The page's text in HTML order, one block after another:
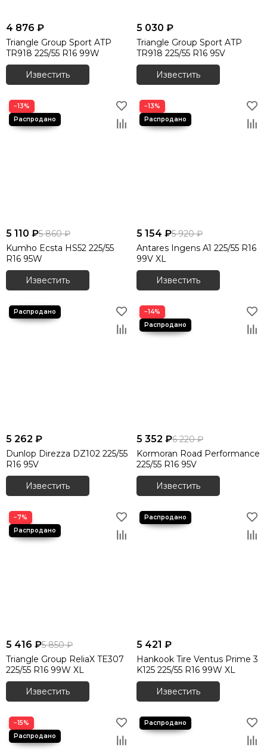
4 876 ₽
Triangle Group Sport ATP
TR918 225/55 R16 99W
Известить
5 030 ₽
Triangle Group Sport ATP
TR918 225/55 R16 95V
Известить
−13%
5 110 ₽5 860 ₽
Kumho Ecsta HS52 225/55
R16 95W
Известить
−13%
5 154 ₽5 920 ₽
Antares Ingens A1 225/55 R16
99V XL
Известить
5 262 ₽
Dunlop Direzza DZ102 225/55
R16 95V
Известить
−14%
5 352 ₽6 220 ₽
Kormoran Road Performance
225/55 R16 95V
Известить
−7%
5 416 ₽5 850 ₽
Triangle Group ReliaX TE307
225/55 R16 99W XL
Известить
5 421 ₽
Hankook Tire Ventus Prime 3
K125 225/55 R16 99W XL
Известить
−15%